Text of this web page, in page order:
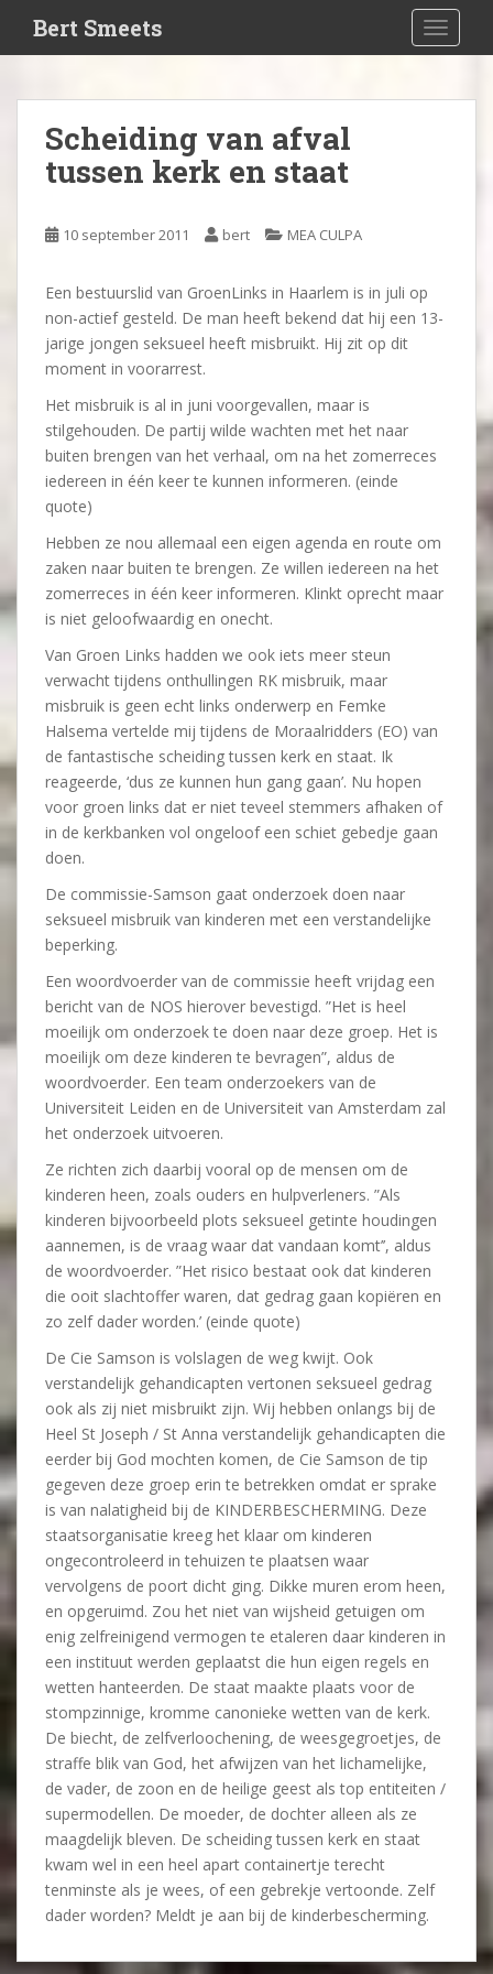
i
Bert Smeets
Scheiding van afval
tussen kerk en staat
10 september 2011 bert MEA CULPA
Een bestuurslid van GroenLinks in Haarlem is in juli op
non-actief gesteld. De man heeft bekend dat hij een 13-
jarige jongen seksueel heeft misbruikt. Hij zit op dit
moment in voorarrest.
Het misbruik is al in juni voorgevallen, maar is
stilgehouden. De partij wilde wachten met het naar
buiten brengen van het verhaal, om na het zomerreces
iedereen in één keer te kunnen informeren. (einde
quote)
Hebben ze nou allemaal een eigen agenda en route om
zaken naar buiten te brengen. Ze willen iedereen na het
zomerreces in één keer informeren. Klinkt oprecht maar
is niet geloofwaardig en onecht.
Van Groen Links hadden we ook iets meer steun
verwacht tijdens onthullingen RK misbruik, maar
misbruik is geen echt links onderwerp en Femke
Halsema vertelde mij tijdens de Moraalridders (EO) van
de fantastische scheiding tussen kerk en staat. Ik
reageerde, ‘dus ze kunnen hun gang gaan’. Nu hopen
voor groen links dat er niet teveel stemmers afhaken of
in de kerkbanken vol ongeloof een schiet gebedje gaan
doen.
De commissie-Samson gaat onderzoek doen naar
seksueel misbruik van kinderen met een verstandelijke
beperking.
Een woordvoerder van de commissie heeft vrijdag een
bericht van de NOS hierover bevestigd. ”Het is heel
moeilijk om onderzoek te doen naar deze groep. Het is
moeilijk om deze kinderen te bevragen”, aldus de
woordvoerder. Een team onderzoekers van de
Universiteit Leiden en de Universiteit van Amsterdam zal
het onderzoek uitvoeren.
Ze richten zich daarbij vooral op de mensen om de
kinderen heen, zoals ouders en hulpverleners. ”Als
kinderen bijvoorbeeld plots seksueel getinte houdingen
aannemen, is de vraag waar dat vandaan komt’’, aldus
de woordvoerder. ”Het risico bestaat ook dat kinderen
die ooit slachtoffer waren, dat gedrag gaan kopiëren en
zo zelf dader worden.’ (einde quote)
De Cie Samson is volslagen de weg kwijt. Ook
verstandelijk gehandicapten vertonen seksueel gedrag
ook als zij niet misbruikt zijn. Wij hebben onlangs bij de
Heel St Joseph / St Anna verstandelijk gehandicapten die
eerder bij God mochten komen, de Cie Samson de tip
gegeven deze groep erin te betrekken omdat er sprake
is van nalatigheid bij de KINDERBESCHERMING. Deze
staatsorganisatie kreeg het klaar om kinderen
ongecontroleerd in tehuizen te plaatsen waar
vervolgens de poort dicht ging. Dikke muren erom heen,
en opgeruimd. Zou het niet van wijsheid getuigen om
enig zelfreinigend vermogen te etaleren daar kinderen in
een instituut werden geplaatst die hun eigen regels en
wetten hanteerden. De staat maakte plaats voor de
stompzinnige, kromme canonieke wetten van de kerk.
De biecht, de zelfverloochening, de weesgegroetjes, de
straffe blik van God, het afwijzen van het lichamelijke,
de vader, de zoon en de heilige geest als top entiteiten /
supermodellen. De moeder, de dochter alleen als ze
maagdelijk bleven. De scheiding tussen kerk en staat
kwam wel in een heel apart containertje terecht
tenminste als je wees, of een gebrekje vertoonde. Zelf
dader worden? Meldt je aan bij de kinderbescherming.